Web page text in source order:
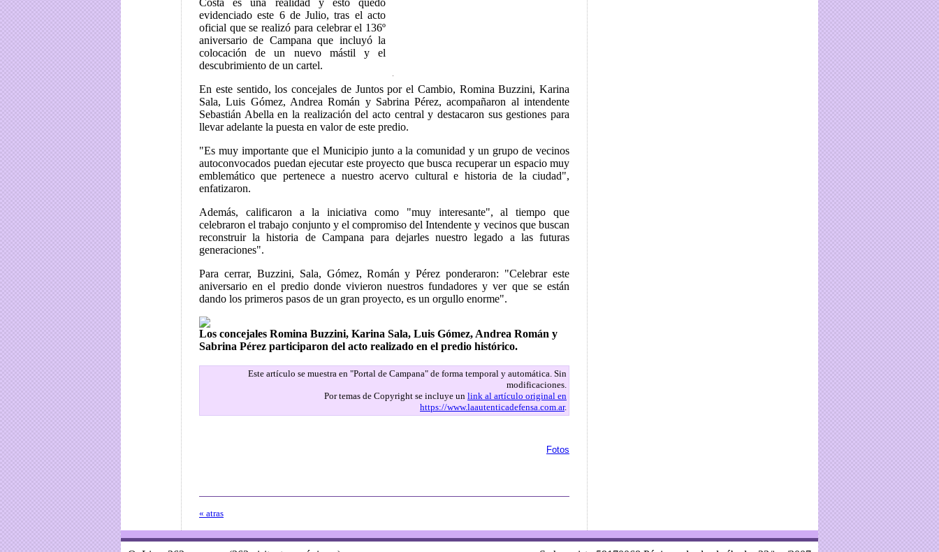
Costa es una realidad y esto quedó
evidenciado este 6 de Julio, tras el acto
oficial que se realizó para celebrar el 136º
aniversario de Campana que incluyó la
colocación de un nuevo mástil y el
descubrimiento de un cartel.
En este sentido, los concejales de Juntos por el Cambio, Romina Buzzini, Karina
Sala, Luis Gómez, Andrea Román y Sabrina Pérez, acompañaron al intendente
Sebastián Abella en la realización del acto central y destacaron sus gestiones para
llevar adelante la puesta en valor de este predio.
"Es muy importante que el Municipio junto a la comunidad y un grupo de vecinos
autoconvocados puedan ejecutar este proyecto que busca recuperar un espacio muy
emblemático que pertenece a nuestro acervo cultural e historia de la ciudad",
enfatizaron.
Además, calificaron a la iniciativa como "muy interesante", al tiempo que
celebraron el trabajo conjunto y el compromiso del Intendente y vecinos que buscan
reconstruir la historia de Campana para dejarles nuestro legado a las futuras
generaciones".
Para cerrar, Buzzini, Sala, Gómez, Román y Pérez ponderaron: "Celebrar este
aniversario en el predio donde vivieron nuestros fundadores y ver que se están
dando los primeros pasos de un gran proyecto, es un orgullo enorme".
Los concejales Romina Buzzini, Karina Sala, Luis Gómez, Andrea Román y
Sabrina Pérez participaron del acto realizado en el predio histórico.
Este artículo se muestra en "Portal de Campana" de forma temporal y automática. Sin
modificaciones.
Por temas de Copyright se incluye un link al artículo original en
https://www.laautenticadefensa.com.ar.
Fotos
« atras